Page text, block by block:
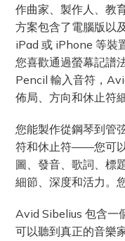
作曲家、製作人、教
方案包含了電腦版以
iPad 或 iPhone 等裝
您喜歡通過螢幕記譜
Pencil 輸入音符，
佈局、方向和休止符細
您能製作從鋼琴到管
符和休止符——您可
圖、發音、歌詞、標
細節、深度和活力。
Avid Sibelius 包含一
可以聽到真正的音樂